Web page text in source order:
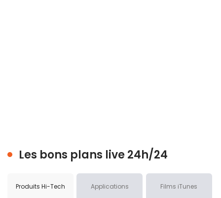
Les bons plans live 24h/24
Produits Hi-Tech Applications Films iTunes